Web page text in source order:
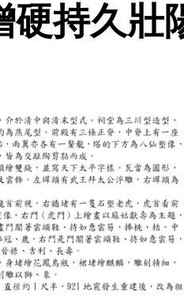
硬持久壯